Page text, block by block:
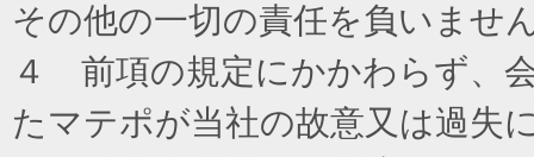
その他の一切の責任を負いませ
４ 前項の規定にかかわらず、
たマテポが当社の故意又は過失